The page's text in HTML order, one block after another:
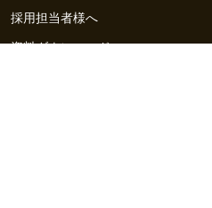
採用担当者様へ
資料ダウンロード